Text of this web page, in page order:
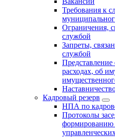
Требования к
Ограничения,
службой
Запреты,
службой
Представление
расходах, об
Кадровый резерв
НПА по
Протоколы
формированию